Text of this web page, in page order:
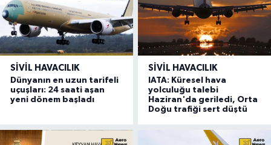
SIVIL HAVACILIK
Dünyanın en uzun tarifeli
uçuşları: 24 saati aşan
yeni dönem başladı
SIVIL HAVACILIK
IATA: Küresel hava
yolculuğu talebi
Haziran'da geriledi, Orta
Doğu trafiği sert düştü